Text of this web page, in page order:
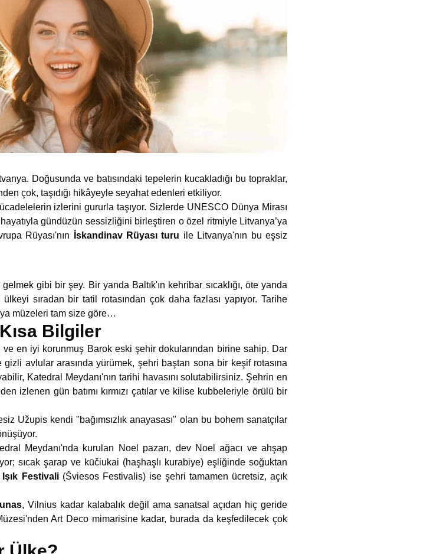
Doğusunda ve batısındaki tepelerin kucakladığı bu topraklar,
çok, taşıdığı hikâyeyle seyahat edenleri etkiliyor.
izlerini gururla taşıyor. Sizlerde UNESCO Dünya Mirası
gündüzün sessizliğini birleştiren o özel ritmiyle Litvanya’ya
Rüyası'nın
İskandinav Rüyası turu ile Litvanya'nın bu eşsiz
gibi bir şey. Bir yanda Baltık'ın kehribar sıcaklığı, öte yanda
sıradan bir tatil rotasından çok daha fazlası yapıyor. Tarihe
müzeleri tam size göre…
Bilgiler
ve en iyi korunmuş Barok eski şehir dokularından birine sahip. Dar
avlular arasında yürümek, şehri baştan sona bir keşif rotasına
Katedral Meydanı'nın tarihi havasını solutabilirsiniz. Şehrin en
izlenen gün batımı kırmızı çatılar ve kilise kubbeleriyle örülü bir
Užupis kendi "bağımsızlık anayasası" olan bu bohem sanatçılar
Meydanı'nda kurulan Noel pazarı, dev Noel ağacı ve ahşap
sıcak şarap ve kūčiukai (haşhaşlı kurabiye) eşliğinde soğuktan
Festivali(Šviesos Festivalis) ise şehri tamamen ücretsiz, açık
, Vilnius kadar kalabalık değil ama sanatsal açıdan hiç geride
Art Deco mimarisine kadar, burada da keşfedilecek çok